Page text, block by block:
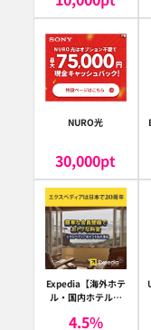
NURO光
30,000pt
Expedia【海外ホテ
ル・国内ホテル予
ア）
4.5%